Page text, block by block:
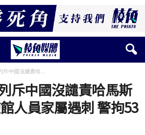
中國沒譴責哈...
斥中國沒譴責哈馬斯
人員家屬遇刺 警拘53